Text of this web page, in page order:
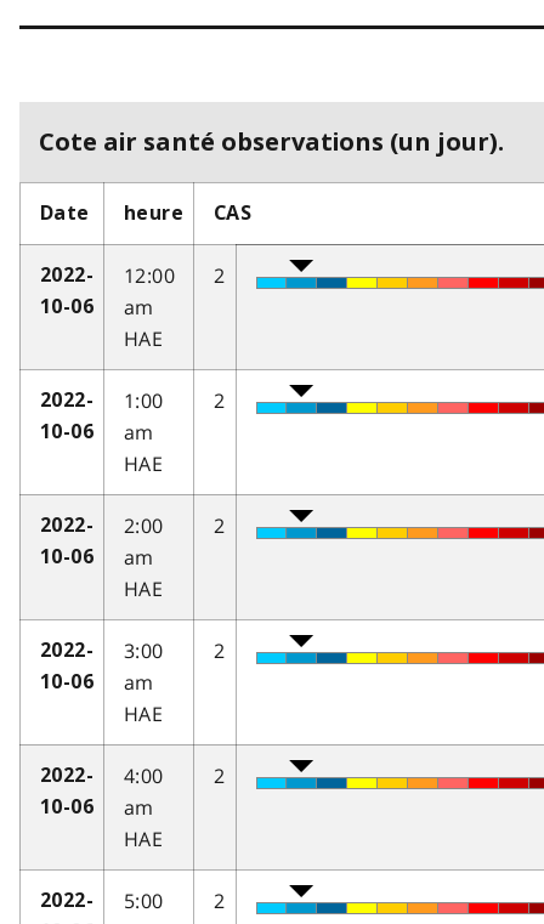
Cote air santé observations (un jour).
Date heure CAS
2022-
10-06
12:00
am
HAE
2
2022-
10-06
1:00
am
HAE
2
2022-
10-06
2:00
am
HAE
2
2022-
10-06
3:00
am
HAE
2
2022-
10-06
4:00
am
HAE
2
2022-
5:00
2